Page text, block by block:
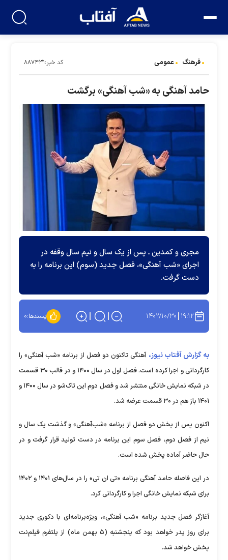
فرهنگ عمومی کد خبر:۸۸۷۴۳۱
حامد آهنگی به «شب آهنگی» برگشت
مجری و کمدین ـ پس از یک سال و نیم سال وقفه در
اجرای «شب آهنگی»، فصل جدید (سوم) این برنامه را به
دست گرفت.
۱۹:۱۲ ۱۴۰۲/۱۰/۳۰ پسندها:۰
به گزارش آفتاب نیوز، آهنگی تاکنون دو فصل از برنامه «شب آهنگی» را
کارگردانی و اجرا کرده است. فصل اول در سال ۱۴۰۰ و در قالب ۳۰ قسمت
در شبکه نمایش خانگی منتشر شد و فصل دوم این تاک‌شو در سال ۱۴۰۰ و
۱۴۰۱ باز هم در ۳۰ قسمت عرضه شد.
اکنون پس از پخش دو فصل از برنامه «شب‌آهنگی» و گذشت یک سال و
نیم از فصل دوم، فصل سوم این برنامه در دست تولید قرار گرفت و در
حال حاضر آماده پخش شده است.
در این فاصله حامد آهنگی برنامه «تی ان تی» را در سال‌های ۱۴۰۱ و ۱۴۰۲
برای شبکه نمایش خانگی اجرا و کارگردانی کرد.
آغازگر فصل جدید برنامه «شب آهنگی»، ویژه‌برنامه‌ای با دکوری جدید
برای روز پدر خواهد بود که پنجشنبه (۵ بهمن ماه) از پلتفرم فیلم‌نت
پخش خواهد شد.